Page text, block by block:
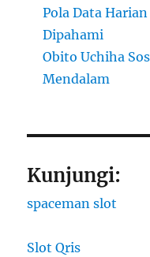
Pola Data
Dipahami
Obito Uchiha
Mendalam
Kunjungi:
spaceman slot
Slot Qris